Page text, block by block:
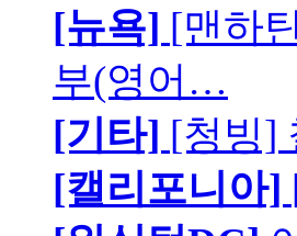
[뉴욕] [맨하
부(영어…
[기타] [청빙]
[캘리포니아]